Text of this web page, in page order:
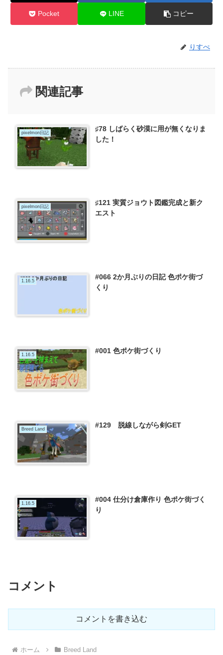
Pocket LINE コピー
りすぺ
関連記事
pixelmon日記
♯78 しばらく砂漠に用が無くなりま
した！
pixelmon日記
♯121 実質ジョウト図鑑完成と新ク
エスト
1.16.5
#066 2か月ぶりの日記 色ポケ街づ
くり
1.16.5 #001 色ポケ街づくり
Breed Land #129 脱線しながら剣GET
1.16.5
#004 仕分け倉庫作り 色ポケ街づく
り
コメント
コメントを書き込む
ホーム Breed Land